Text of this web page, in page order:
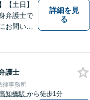
【土日】
弁護士で
お問い合
詳細を見
る
護士
律事務所
知橋駅 から徒歩1分